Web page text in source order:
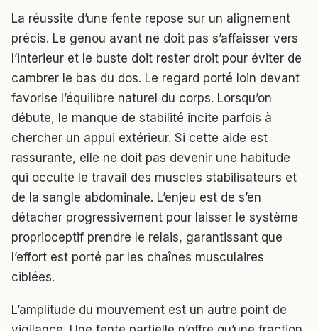
La réussite d’une fente repose sur un alignement
précis. Le genou avant ne doit pas s’affaisser vers
l’intérieur et le buste doit rester droit pour éviter de
cambrer le bas du dos. Le regard porté loin devant
favorise l’équilibre naturel du corps. Lorsqu’on
débute, le manque de stabilité incite parfois à
chercher un appui extérieur. Si cette aide est
rassurante, elle ne doit pas devenir une habitude
qui occulte le travail des muscles stabilisateurs et
de la sangle abdominale. L’enjeu est de s’en
détacher progressivement pour laisser le système
proprioceptif prendre le relais, garantissant que
l’effort est porté par les chaînes musculaires
ciblées.
L’amplitude du mouvement est un autre point de